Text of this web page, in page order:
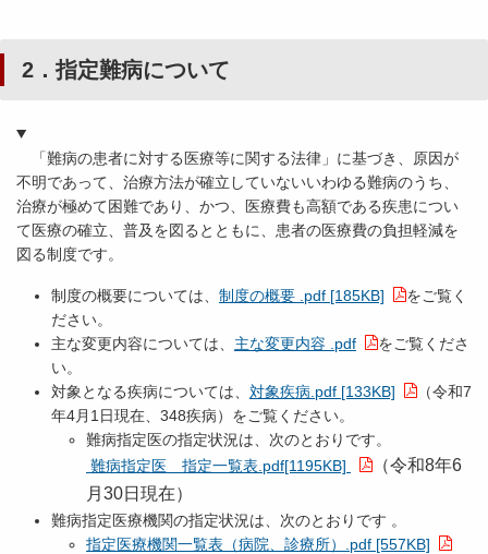
2．指定難病について
「難病の患者に対する医療等に関する法律」に基づき、原因が
不明であって、治療方法が確立していないいわゆる難病のうち、
治療が極めて困難であり、かつ、医療費も高額である疾患につい
て医療の確立、普及を図るとともに、患者の医療費の負担軽減を
図る制度です。
制度の概要については、 制度の概要 .pdf [185KB]
をご覧く
ださい。
主な変更内容については、 主な変更内容 .pdf
をご覧くださ
い。
対象となる疾病については、 対象疾病.pdf [133KB]
（令和7
年4月1日現在、348疾病）をご覧ください。
難病指定医の指定状況は、次のとおりです。
難病指定医 指定一覧表.pdf[1195KB]
（令和8年6
月30日現在）
難病指定医療機関の指定状況は、次のとおりです 。
指定医療機関一覧表（病院、診療所）.pdf [557KB]